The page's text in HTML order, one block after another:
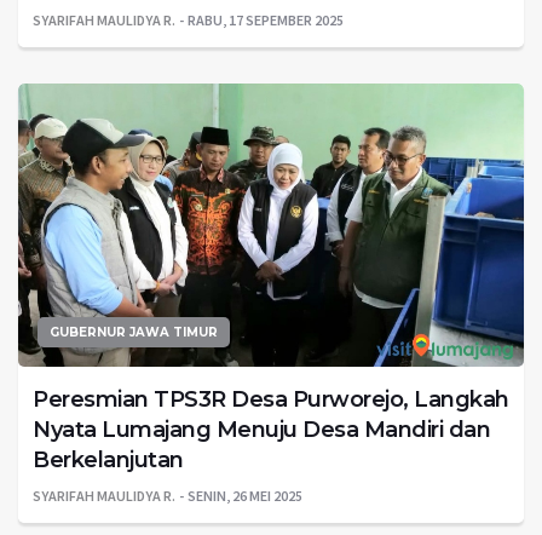
SYARIFAH MAULIDYA R. RABU, 17 SEPEMBER 2025
GUBERNUR JAWA TIMUR
Peresmian TPS3R Desa Purworejo, Langkah
Nyata Lumajang Menuju Desa Mandiri dan
Berkelanjutan
SYARIFAH MAULIDYA R. SENIN, 26 MEI 2025